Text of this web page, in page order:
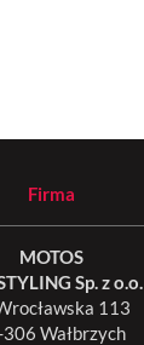
Firma
MOTOS
Sp. z o.o.
113
Wałbrzych